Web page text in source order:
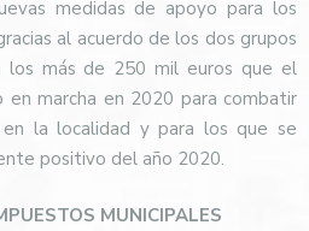
medidas de apoyo para los
al acuerdo de los dos grupos
los más de 250 mil euros que el
en marcha en 2020 para combatir
la localidad y para los que se
positivo del año 2020.
MUNICIPALES